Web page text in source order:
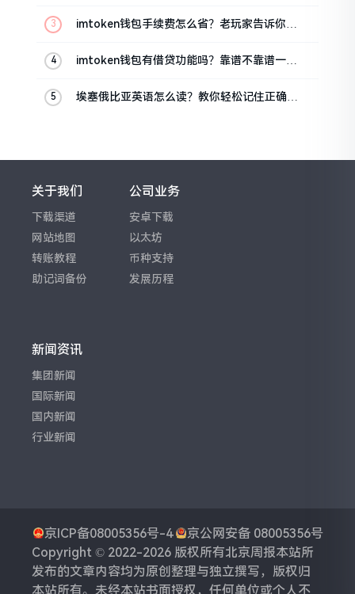
imtoken钱包手续费怎么省？老玩家告诉你几
imtoken钱包有借贷功能吗？靠谱不靠谱一文
埃塞俄比亚英语怎么读？教你轻松记住正确发
关于我们
下载渠道
网站地图
转账教程
助记词备份
公司业务
安卓下载
以太坊
币种支持
发展历程
新闻资讯
集团新闻
国际新闻
国内新闻
行业新闻
京ICP备08005356号-4
京公网安备 08005356号
Copyright © 2022-2026 版权所有北京周报本站所
发布的文章内容均为原创整理与独立撰写，版权归
本站所有。未经本站书面授权，任何单位或个人不